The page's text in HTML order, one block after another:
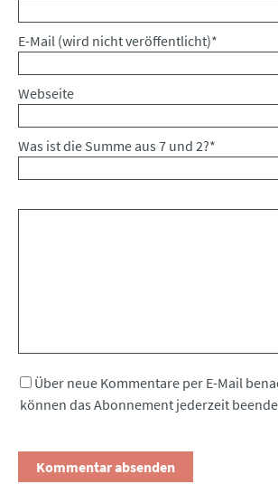
Pflichtfeld
E-Mail (wird nicht veröffentlicht)*
Webseite
Was ist die Summe aus 7 und 2?*
Über neue Kommentare per E-Mail
können das Abonnement jederzeit